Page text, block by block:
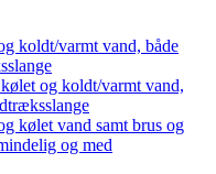
koldt/varmt vand, både
og koldt/varmt vand,
kølet vand samt brus og
og med